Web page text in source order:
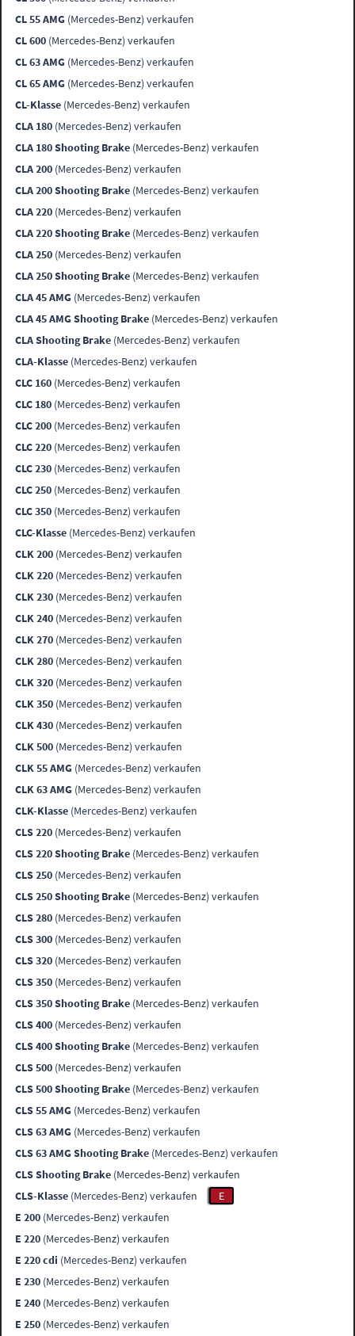
CL 55 AMG (Mercedes-Benz) verkaufen
CL 600 (Mercedes-Benz) verkaufen
CL 63 AMG (Mercedes-Benz) verkaufen
CL 65 AMG (Mercedes-Benz) verkaufen
CL-Klasse (Mercedes-Benz) verkaufen
CLA 180 (Mercedes-Benz) verkaufen
CLA 180 Shooting Brake (Mercedes-Benz) verkaufen
CLA 200 (Mercedes-Benz) verkaufen
CLA 200 Shooting Brake (Mercedes-Benz) verkaufen
CLA 220 (Mercedes-Benz) verkaufen
CLA 220 Shooting Brake (Mercedes-Benz) verkaufen
CLA 250 (Mercedes-Benz) verkaufen
CLA 250 Shooting Brake (Mercedes-Benz) verkaufen
CLA 45 AMG (Mercedes-Benz) verkaufen
CLA 45 AMG Shooting Brake (Mercedes-Benz) verkaufen
CLA Shooting Brake (Mercedes-Benz) verkaufen
CLA-Klasse (Mercedes-Benz) verkaufen
CLC 160 (Mercedes-Benz) verkaufen
CLC 180 (Mercedes-Benz) verkaufen
CLC 200 (Mercedes-Benz) verkaufen
CLC 220 (Mercedes-Benz) verkaufen
CLC 230 (Mercedes-Benz) verkaufen
CLC 250 (Mercedes-Benz) verkaufen
CLC 350 (Mercedes-Benz) verkaufen
CLC-Klasse (Mercedes-Benz) verkaufen
CLK 200 (Mercedes-Benz) verkaufen
CLK 220 (Mercedes-Benz) verkaufen
CLK 230 (Mercedes-Benz) verkaufen
CLK 240 (Mercedes-Benz) verkaufen
CLK 270 (Mercedes-Benz) verkaufen
CLK 280 (Mercedes-Benz) verkaufen
CLK 320 (Mercedes-Benz) verkaufen
CLK 350 (Mercedes-Benz) verkaufen
CLK 430 (Mercedes-Benz) verkaufen
CLK 500 (Mercedes-Benz) verkaufen
CLK 55 AMG (Mercedes-Benz) verkaufen
CLK 63 AMG (Mercedes-Benz) verkaufen
CLK-Klasse (Mercedes-Benz) verkaufen
CLS 220 (Mercedes-Benz) verkaufen
CLS 220 Shooting Brake (Mercedes-Benz) verkaufen
CLS 250 (Mercedes-Benz) verkaufen
CLS 250 Shooting Brake (Mercedes-Benz) verkaufen
CLS 280 (Mercedes-Benz) verkaufen
CLS 300 (Mercedes-Benz) verkaufen
CLS 320 (Mercedes-Benz) verkaufen
CLS 350 (Mercedes-Benz) verkaufen
CLS 350 Shooting Brake (Mercedes-Benz) verkaufen
CLS 400 (Mercedes-Benz) verkaufen
CLS 400 Shooting Brake (Mercedes-Benz) verkaufen
CLS 500 (Mercedes-Benz) verkaufen
CLS 500 Shooting Brake (Mercedes-Benz) verkaufen
CLS 55 AMG (Mercedes-Benz) verkaufen
CLS 63 AMG (Mercedes-Benz) verkaufen
CLS 63 AMG Shooting Brake (Mercedes-Benz) verkaufen
CLS Shooting Brake (Mercedes-Benz) verkaufen
CLS-Klasse (Mercedes-Benz) verkaufen
E
E 200 (Mercedes-Benz) verkaufen
E 220 (Mercedes-Benz) verkaufen
E 220 cdi (Mercedes-Benz) verkaufen
E 230 (Mercedes-Benz) verkaufen
E 240 (Mercedes-Benz) verkaufen
E 250 (Mercedes-Benz) verkaufen